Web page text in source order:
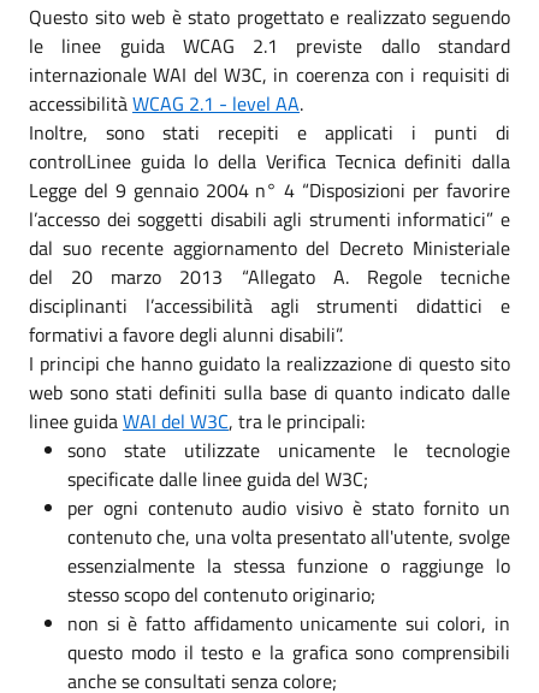
Questo sito web è stato progettato e realizzato seguendo
le linee guida WCAG 2.1 previste dallo standard
internazionale WAI del W3C, in coerenza con i requisiti di
accessibilitàWCAG 2.1 - level AA.
Inoltre, sono stati recepiti e applicati i punti di
controlLinee guida lo della Verifica Tecnica definiti dalla
Legge del 9 gennaio 2004 n° 4 “Disposizioni per favorire
l’accesso dei soggetti disabili agli strumenti informatici” e
dal suo recente aggiornamento del Decreto Ministeriale
del 20 marzo 2013 “Allegato A. Regole tecniche
disciplinanti l’accessibilità agli strumenti didattici e
formativi a favore degli alunni disabili”.
I principi che hanno guidato la realizzazione di questo sito
web sono stati definiti sulla base di quanto indicato dalle
linee guidaWAI del W3C, tra le principali:
sono state utilizzate unicamente le tecnologie
specificate dalle linee guida del W3C;
per ogni contenuto audio visivo è stato fornito un
contenuto che, una volta presentato all'utente, svolge
essenzialmente la stessa funzione o raggiunge lo
stesso scopo del contenuto originario;
non si è fatto affidamento unicamente sui colori, in
questo modo il testo e la grafica sono comprensibili
anche se consultati senza colore;